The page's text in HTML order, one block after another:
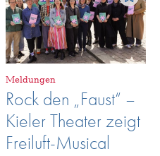
Meldungen
Rock den „Faust“ –
Kieler Theater zeigt
Freiluft-Musical